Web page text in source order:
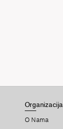
Organizacija
O Nama